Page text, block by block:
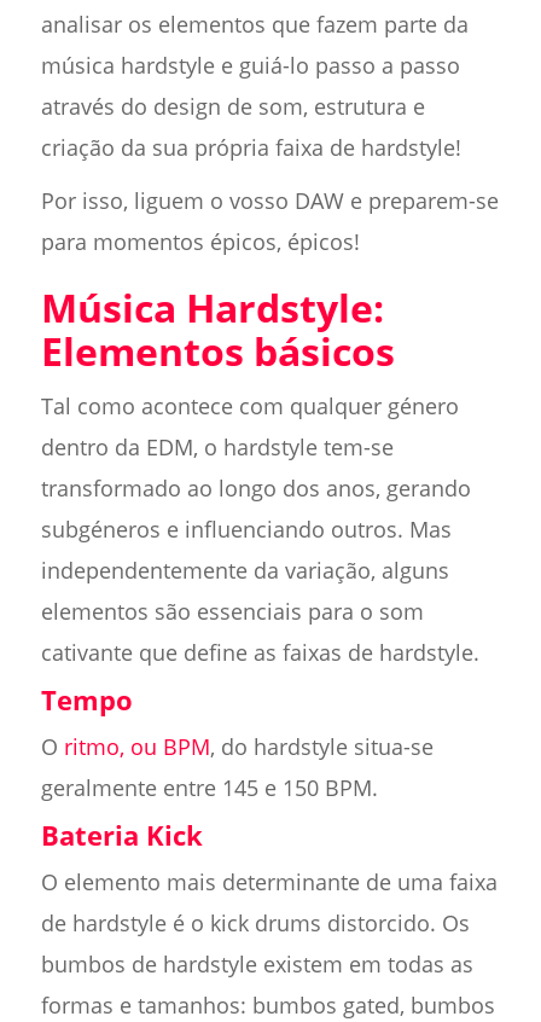
analisar os elementos que fazem parte da
música hardstyle e guiá-lo passo a passo
através do design de som, estrutura e
criação da sua própria faixa de hardstyle!
Por isso, liguem o vosso DAW e preparem-se
para momentos épicos, épicos!
Música Hardstyle:
Elementos básicos
Tal como acontece com qualquer género
dentro da EDM, o hardstyle tem-se
transformado ao longo dos anos, gerando
subgéneros e influenciando outros. Mas
independentemente da variação, alguns
elementos são essenciais para o som
cativante que define as faixas de hardstyle.
Tempo
O ritmo, ou BPM, do hardstyle situa-se
geralmente entre 145 e 150 BPM.
Bateria Kick
O elemento mais determinante de uma faixa
de hardstyle é o kick drums distorcido. Os
bumbos de hardstyle existem em todas as
formas e tamanhos: bumbos gated, bumbos